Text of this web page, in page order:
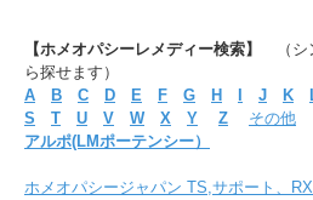
【ホメオパシーレメディー検索】
（
ら探せます）
A
B C D E F G H J K
S
T U V W X Y Z
その他
アルポ(LMポーテンシー）
ホメオパシージャパン TS,サポート、